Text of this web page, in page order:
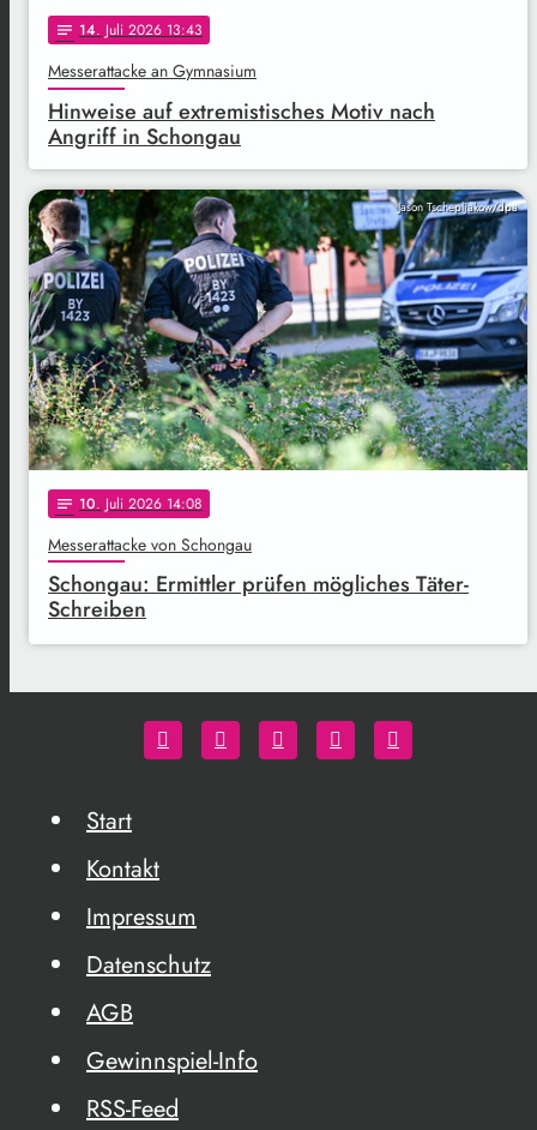
notes 14. Juli 2026 13:43
Messerattacke an Gymnasium
Hinweise auf extremistisches Motiv nach
Angriff in Schongau
Jason Tschepljakow/dpa
notes 10. Juli 2026 14:08
Messerattacke von Schongau
Schongau: Ermittler prüfen mögliches Täter-
Schreiben
Start
Kontakt
Impressum
Datenschutz
AGB
Gewinnspiel-Info
RSS-Feed